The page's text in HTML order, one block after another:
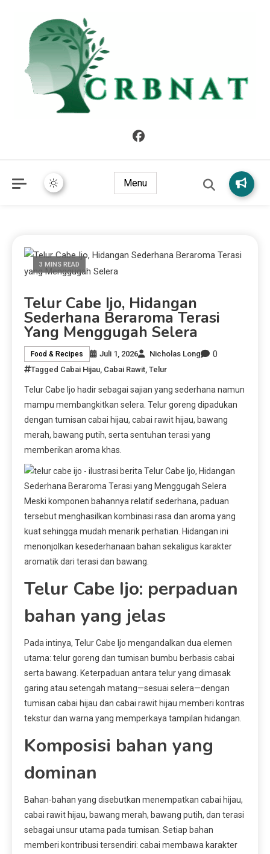
Menu
3 MINS READ
Telur Cabe Ijo, Hidangan
Sederhana Beraroma Terasi
Yang Menggugah Selera
Food & Recipes Juli 1, 2026 Nicholas Long 0
Tagged Cabai Hijau Cabai Rawit Telur
Telur Cabe Ijo hadir sebagai sajian yang sederhana namun
mampu membangkitkan selera. Telur goreng dipadukan
dengan tumisan cabai hijau, cabai rawit hijau, bawang
merah, bawang putih, serta sentuhan terasi yang
memberikan aroma khas.
Meski komponen bahannya relatif sederhana, paduan
tersebut menghasilkan kombinasi rasa dan aroma yang
kuat sehingga mudah menarik perhatian. Hidangan ini
menonjolkan kesederhanaan bahan sekaligus karakter
aromatik dari terasi dan bawang.
Telur Cabe Ijo: perpaduan
bahan yang jelas
Pada intinya, Telur Cabe Ijo mengandalkan dua elemen
utama: telur goreng dan tumisan bumbu berbasis cabai
serta bawang. Keterpaduan antara telur yang dimasak
garing atau setengah matang—sesuai selera—dengan
tumisan cabai hijau dan cabai rawit hijau memberi kontras
tekstur dan warna yang memperkaya tampilan hidangan.
Komposisi bahan yang
dominan
Bahan-bahan yang disebutkan menempatkan cabai hijau,
cabai rawit hijau, bawang merah, bawang putih, dan terasi
sebagai unsur utama pada tumisan. Setiap bahan
memberi kontribusi tersendiri: cabai membawa karakter